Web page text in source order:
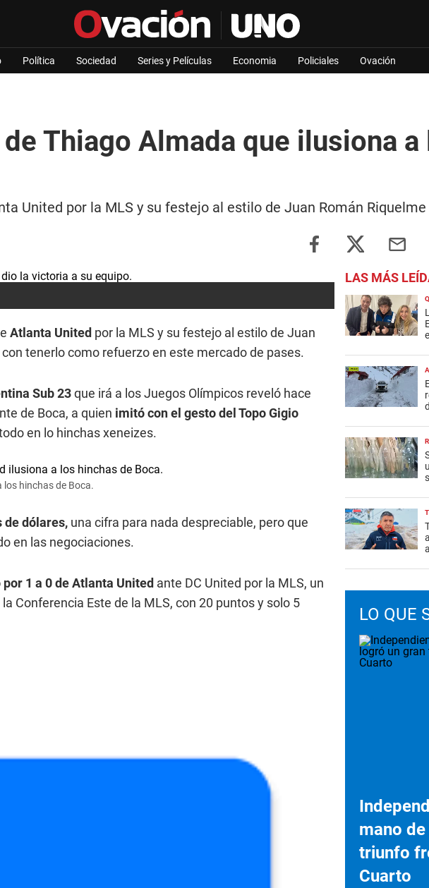
Política Sociedad Series y Películas Economia Policiales Ovación
Thiago Almada que ilusiona
United por la MLS y su festejo al estilo de Juan Román
Atlanta United por la MLS y su festejo al estilo de Juan
con tenerlo como refuerzo en este mercado de pases.
Sub 23que irá a los Juegos Olímpicos reveló hace
de Boca, a quien imitó con el gesto del Topo Gigio
en lo hinchas xeneizes.
los hinchas de Boca.
de dólares, una cifra para nada despreciable, pero que
en las negociaciones.
1 a 0 de Atlanta United ante DC United por la MLS, un
Conferencia Este de la MLS, con 20 puntos y solo 5
LAS MÁS
LO QUE
mano
triunfo
Cuarto